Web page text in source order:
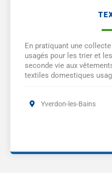
En pratiquant une
usagés pour les trier et
seconde vie aux
textiles domestiques
Yverdon-les-Bains